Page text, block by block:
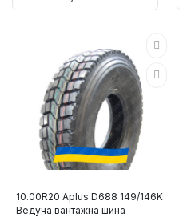
10.00R20 Aplus D688 149/146K
Ведуча вантажна шина